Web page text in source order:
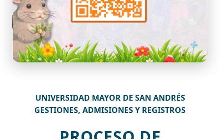
UNIVERSIDAD MAYOR DE SAN ANDRÉS
GESTIONES, ADMISIONES Y REGISTROS